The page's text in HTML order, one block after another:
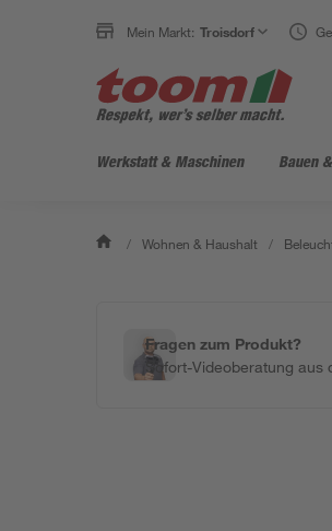
Mein Markt: Troisdorf
Werkstatt & Maschinen Bauen
/ Wohnen & Haushalt /
Fragen zum Produkt?
Sofort-Videoberatung aus